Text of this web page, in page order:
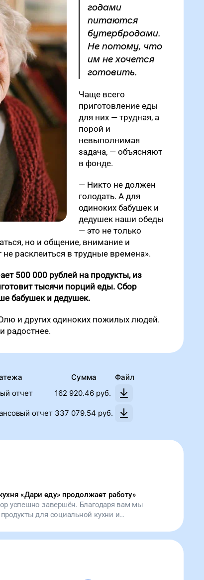
годами
питаются
бутербродами.
Не потому, что
им не хочется
готовить.
Чаще всего
приготовление еды
для них — трудная, а
порой и
невыполнимая
задача, — объясняют
в фонде.
— Никто не должен
голодать. А для
одиноких бабушек и
дедушек наши обеды
— это не только
но и общение, внимание и
расклеиться в трудные времена».
500 000 рублей на продукты, из
тысячи порций еды. Сбор
бабушек и дедушек.
и других одиноких пожилых людей.
радостнее.
Сумма
Файл
отчет 162 920.46 руб.
отчет 337 079.54 руб.
«Дари еду» продолжает работу»
успешно завершён. Благодаря вам мы
для социальной кухни и